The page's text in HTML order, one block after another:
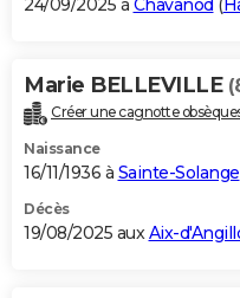
24/09/2025 à Chavanod (
Marie BELLEVILLE
Créer une cagnotte
Naissance
16/11/1936 à Sainte-Solange
Décès
19/08/2025 auxAix-